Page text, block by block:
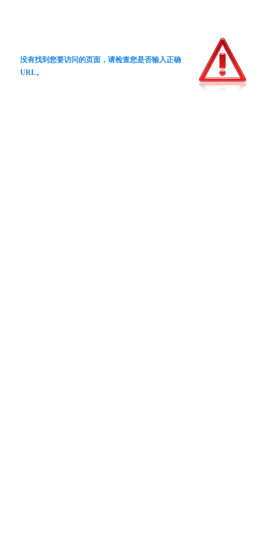
没有找到您要访问的页面，请检查您是否输入正确
URL。